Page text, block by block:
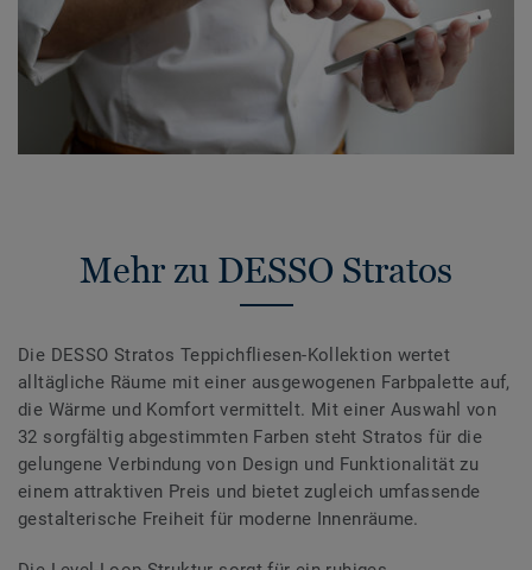
Mehr zu DESSO Stratos
Die DESSO Stratos Teppichfliesen-Kollektion wertet
alltägliche Räume mit einer ausgewogenen Farbpalette auf,
die Wärme und Komfort vermittelt. Mit einer Auswahl von
32 sorgfältig abgestimmten Farben steht Stratos für die
gelungene Verbindung von Design und Funktionalität zu
einem attraktiven Preis und bietet zugleich umfassende
gestalterische Freiheit für moderne Innenräume.